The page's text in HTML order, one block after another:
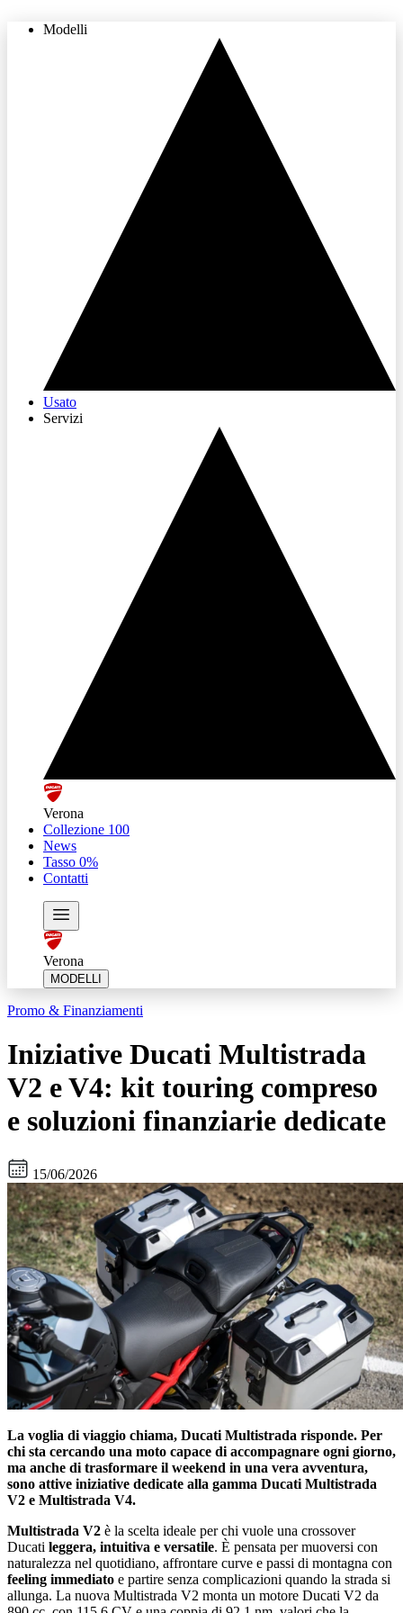
Modelli
Usato
Servizi
Verona
Collezione 100
News
Tasso 0%
Contatti
Verona
MODELLI
Promo & Finanziamenti
Iniziative Ducati Multistrada
V2 e V4: kit touring compreso
e soluzioni finanziarie dedicate
15/06/2026
La voglia di viaggio chiama, Ducati Multistrada risponde. Per
chi sta cercando una moto capace di accompagnare ogni giorno,
ma anche di trasformare il weekend in una vera avventura,
sono attive iniziative dedicate alla gamma Ducati Multistrada
V2 e Multistrada V4.
Multistrada V2 è la scelta ideale per chi vuole una crossover
Ducati leggera, intuitiva e versatile. È pensata per muoversi con
naturalezza nel quotidiano, affrontare curve e passi di montagna con
feeling immediato e partire senza complicazioni quando la strada si
allunga. La nuova Multistrada V2 monta un motore Ducati V2 da